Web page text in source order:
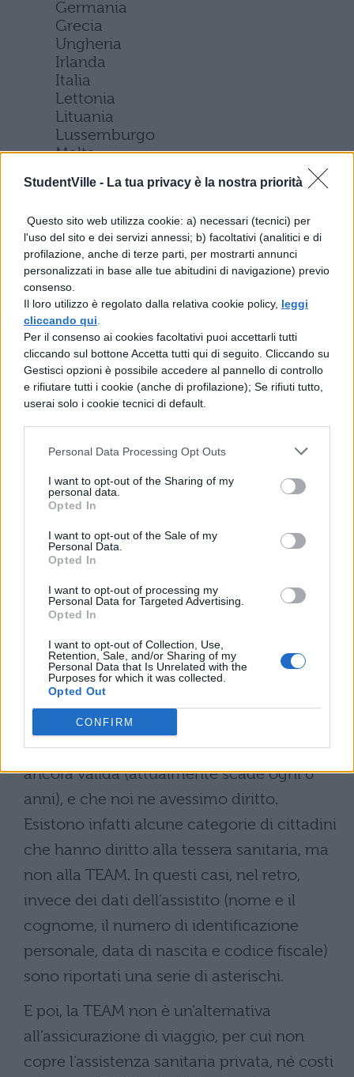
StudentVille - La tua privacy è la nostra priorità
Questo sito web utilizza cookie: a) necessari (tecnici) per
l'uso del sito e dei servizi annessi; b) facoltativi (analitici e di
profilazione, anche di terze parti, per mostrarti annunci
personalizzati in base alle tue abitudini di navigazione) previo
consenso.
Il loro utilizzo è regolato dalla relativa cookie policy, leggi
cliccando qui
Per il consenso ai cookies facoltativi puoi accettarli tutti
cliccando sul bottone Accetta tutti qui di seguito. Cliccando su
Gestisci opzioni è possibile accedere al pannello di controllo
e rifiutare tutti i cookie (anche di profilazione); Se rifiuti tutto,
userai solo i cookie tecnici di default.
Personal Data Processing Opt Outs
I want to opt-out of the Sharing of my
personal data.
Opted In
I want to opt-out of the Sale of my
Personal Data.
Opted In
I want to opt-out of processing my
Personal Data for Targeted Advertising.
Opted In
I want to opt-out of Collection, Use,
Retention, Sale, and/or Sharing of my
Personal Data that Is Unrelated with the
Purposes for which it was collected.
Opted Out
CONFIRM
Germania
Grecia
Ungheria
Irlanda
Italia
Lettonia
Lituania
Lussemburgo
Malta
Polonia
Romania
Slovacchia
Slovenia
Spagna
Svezia
Regno Unito
Attenzione però, che a Cipro la tessera non
ha validità nella zona occupata dai turchi,
come non ha validità nelle Isole del Canale
e nell’Isola di Man, che godono di uno
speciale statuto amministrativo.
In quali casi la TEAM non è
valida.
Attenzione, la TEAM è valida per i viaggi
effettuati all’estero per turismo. Quando
viaggiamo per ottenere cure mediche di
alta specializzazione, questa non è valida.
O meglio, possiamo utilizzarla, avendo però
ottenuto un permesso preventivo da parte
della ASL.
Ovviamente controlliamo che la TEAM sia
ancora valida (attualmente scade ogni 6
anni), e che noi ne avessimo diritto.
Esistono infatti alcune categorie di cittadini
che hanno diritto alla tessera sanitaria, ma
non alla TEAM. In questi casi, nel retro,
invece dei dati dell’assistito (nome e il
cognome, il numero di identificazione
personale, data di nascita e codice fiscale)
sono riportati una serie di asterischi.
E poi, la TEAM non è un’alternativa
all’assicurazione di viaggio, per cui non
copre l’assistenza sanitaria privata, né costi